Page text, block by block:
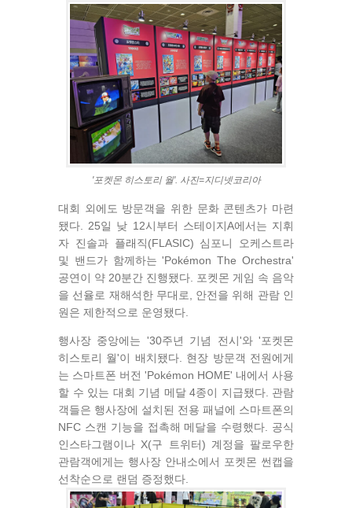
'포켓몬 히스토리 월'. 사진=지디넷코리아
대회 외에도 방문객을 위한 문화 콘텐츠가 마련
됐다. 25일 낮 12시부터 스테이지A에서는 지휘
자 진솔과 플래직(FLASIC) 심포니 오케스트라
및 밴드가 함께하는 'Pokémon The Orchestra'
공연이 약 20분간 진행됐다. 포켓몬 게임 속 음악
을 선율로 재해석한 무대로, 안전을 위해 관람 인
원은 제한적으로 운영됐다.
행사장 중앙에는 '30주년 기념 전시'와 '포켓몬
히스토리 월'이 배치됐다. 현장 방문객 전원에게
는 스마트폰 버전 'Pokémon HOME' 내에서 사용
할 수 있는 대회 기념 메달 4종이 지급됐다. 관람
객들은 행사장에 설치된 전용 패널에 스마트폰의
NFC 스캔 기능을 접촉해 메달을 수령했다. 공식
인스타그램이나 X(구 트위터) 계정을 팔로우한
관람객에게는 행사장 안내소에서 포켓몬 썬캡을
선착순으로 랜덤 증정했다.